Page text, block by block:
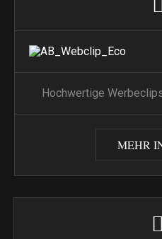
Hochwertige
MEHR